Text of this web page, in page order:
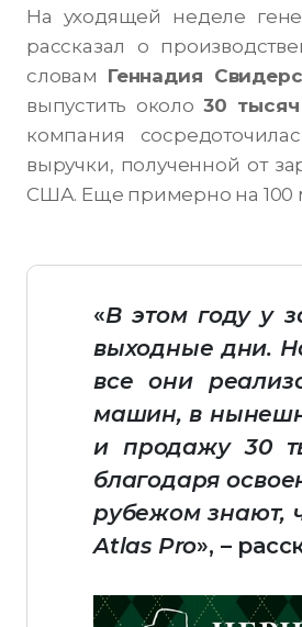
На уходящей неделе
рассказал о
словам Геннадия
выпустить около30 тысяч
компания
выручки, полученной от
США. Еще примерно на 100
«В этом году у
выходные дни.
все они
машин, в
и продажу 30
благодаря
рубежом знают,
Atlas Pro», –